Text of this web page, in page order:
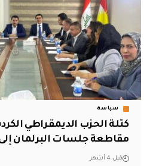
سياسة
كتلة الحزب الديمقراطي
مقاطعة جلسات البرلمان
قبل 4 أشهر